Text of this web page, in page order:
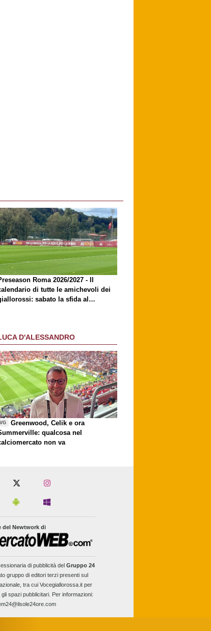
Roma 2026/2027 - Il
di tutte le amichevoli dei
sabato la sfida al
D'ALESSANDRO
VG
Greenwood, Celik e ora
qualcosa nel
non va
del Newtwork di
di pubblicità del Gruppo 24
gruppo di editori terzi presenti sul
tra cui Vocegiallorossa.it per
spazi pubblicitari. Per informazioni: